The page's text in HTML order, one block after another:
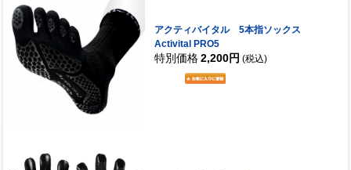
アクティバイタル 5本指ソックス
Activital PRO5
特別価格 2,200円 (税込)